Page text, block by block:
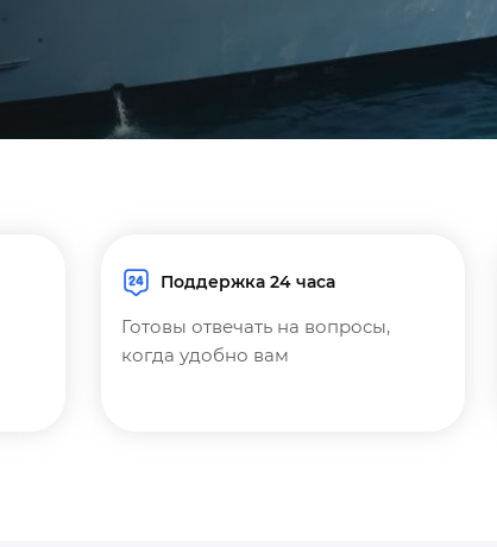
Поддержка 24 часа
Готовы отвечать на вопросы,
когда удобно вам